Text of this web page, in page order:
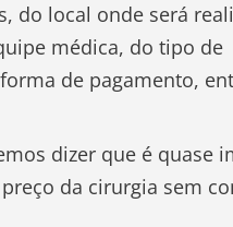
do local onde será
médica, do tipo de
de pagamento,
dizer que é quase
da cirurgia sem